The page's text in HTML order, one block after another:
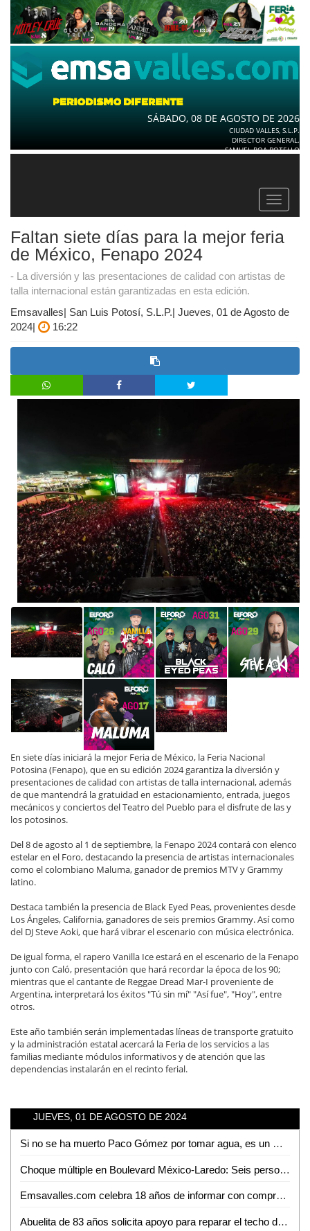
SÁBADO, 08 DE AGOSTO DE 2026
CIUDAD VALLES, S.L.P.
DIRECTOR GENERAL.
SAMUEL ROA BOTELLO
Toggle
Faltan siete días para la mejor feria
de México, Fenapo 2024
- La diversión y las presentaciones de calidad con artistas de
talla internacional están garantizadas en esta edición.
Emsavalles| San Luis Potosí, S.L.P.| Jueves, 01 de Agosto de
2024|
16:22
En siete días iniciará la mejor Feria de México, la Feria Nacional
Potosina (Fenapo), que en su edición 2024 garantiza la diversión y
presentaciones de calidad con artistas de talla internacional, además
de que mantendrá la gratuidad en estacionamiento, entrada, juegos
mecánicos y conciertos del Teatro del Pueblo para el disfrute de las y
los potosinos.
Del 8 de agosto al 1 de septiembre, la Fenapo 2024 contará con elenco
estelar en el Foro, destacando la presencia de artistas internacionales
como el colombiano Maluma, ganador de premios MTV y Grammy
latino.
Destaca también la presencia de Black Eyed Peas, provenientes desde
Los Ángeles, California, ganadores de seis premios Grammy. Así como
del DJ Steve Aoki, que hará vibrar el escenario con música electrónica.
De igual forma, el rapero Vanilla Ice estará en el escenario de la Fenapo
junto con Caló, presentación que hará recordar la época de los 90;
mientras que el cantante de Reggae Dread Mar-I proveniente de
Argentina, interpretará los éxitos "Tú sin mí" "Así fue", "Hoy", entre
otros.
Este año también serán implementadas líneas de transporte gratuito
y la administración estatal acercará la Feria de los servicios a las
familias mediante módulos informativos y de atención que las
dependencias instalarán en el recinto ferial.
JUEVES, 01 DE AGOSTO DE 2024
Si no se ha muerto Paco Gómez por tomar agua, es un milagro: Matilde Hernández
Choque múltiple en Boulevard México-Laredo: Seis personas lesionadas
Emsavalles.com celebra 18 años de informar con compromiso e imparcialidad
Abuelita de 83 años solicita apoyo para reparar el techo de su vivienda en Ciudad Valles